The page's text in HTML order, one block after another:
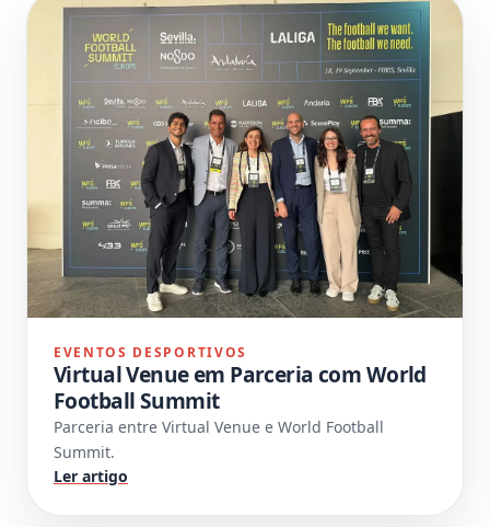
EVENTOS DESPORTIVOS
Virtual Venue em Parceria com World
Football Summit
Parceria entre Virtual Venue e World Football
Summit.
Ler artigo